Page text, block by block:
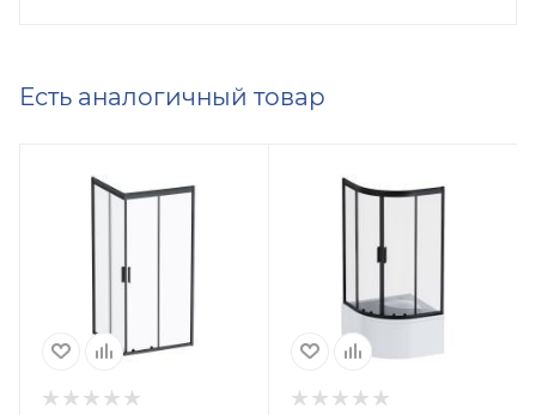
Есть аналогичный товар